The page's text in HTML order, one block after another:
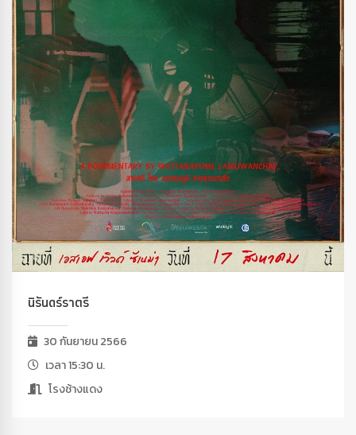
นิรันดร์ราตรี
30 กันยายน 2566
เวลา 15:30 น.
โรงช้างแดง